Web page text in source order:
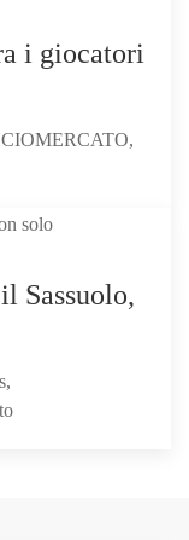
i giocatori
Sassuolo,
su